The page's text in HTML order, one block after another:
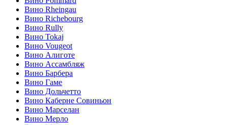
Вино Rheingau
Вино Richebourg
Вино Rully
Вино Tokaj
Вино Vougeot
Вино Алиготе
Вино Ассамбляж
Вино Барбера
Вино Гаме
Вино Дольчетто
Вино Каберне Совиньон
Вино Марселан
Вино Мерло